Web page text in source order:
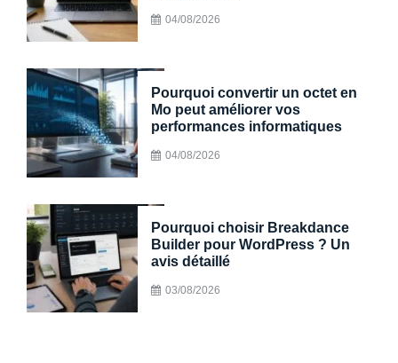
04/08/2026
Pourquoi convertir un octet en
Mo peut améliorer vos
performances informatiques
04/08/2026
Pourquoi choisir Breakdance
Builder pour WordPress ? Un
avis détaillé
03/08/2026